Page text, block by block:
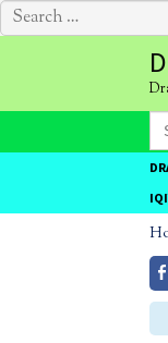
Search
for: